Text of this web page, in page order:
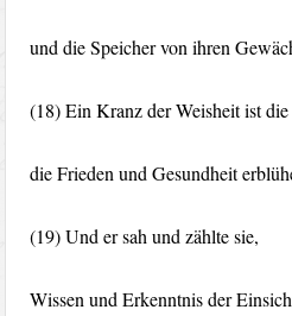
und die Speicher von ihren
(18) Ein Kranz der Weisheit ist
die Frieden und Gesundheit
(19) Und er sah und zählte sie,
Wissen und Erkenntnis der